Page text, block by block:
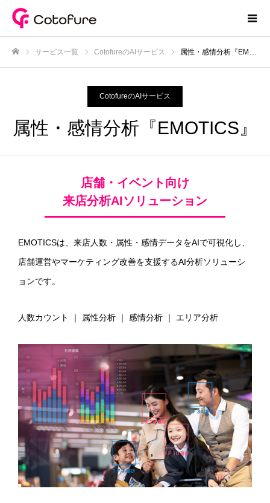
サービス一覧 CotofureのAIサービス 属性・感情分析『EMOTICS』
CotofureのAIサービス
属性・感情分析『EMOTICS』
店舗・イベント向け
来店分析AIソリューション
EMOTICSは、来店人数・属性・感情データをAIで可視化し、
店舗運営やマーケティング改善を支援するAI分析ソリューシ
ョンです。
人数カウント ｜ 属性分析 ｜ 感情分析 ｜ エリア分析